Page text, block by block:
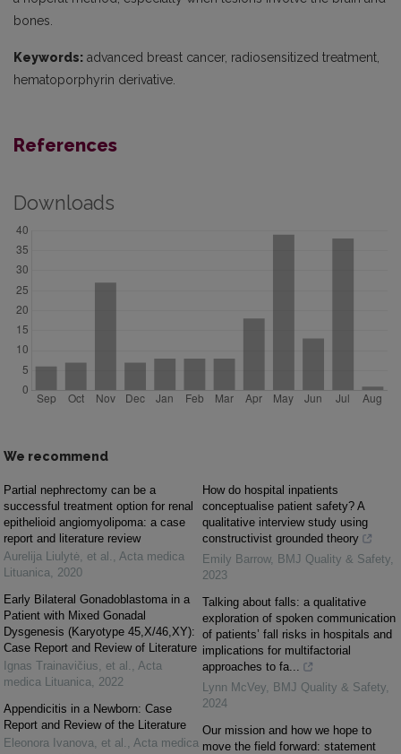
bones.
Keywords: advanced breast cancer, radiosensitized treatment,
hematoporphyrin derivative.
References
Downloads
We recommend
Partial nephrectomy can be a
successful treatment option for renal
epithelioid angiomyolipoma: a case
report and literature review
Aurelija Liulytė, et al. , Acta medica
Lituanica, 2020
Early Bilateral Gonadoblastoma in a
Patient with Mixed Gonadal
Dysgenesis (Karyotype 45,X/46,XY):
Case Report and Review of Literature
Ignas Trainavičius, et al. , Acta
medica Lituanica, 2022
Appendicitis in a Newborn: Case
Report and Review of the Literature
Eleonora Ivanova, et al. , Acta medica
How do hospital inpatients
conceptualise patient safety? A
qualitative interview study using
constructivist grounded theory
Emily Barrow, BMJ Quality & Safety,
2023
Talking about falls: a qualitative
exploration of spoken communication
of patients’ fall risks in hospitals and
implications for multifactorial
approaches to fa...
Lynn McVey, BMJ Quality & Safety,
2024
Our mission and how we hope to
move the field forward: statement